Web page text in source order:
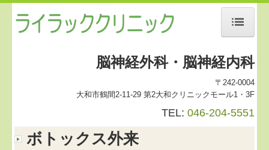
神経伝達速度
脳神経外科・脳神経内科
〒242-0004
大和市鶴間2-11-29 第2大和クリニックモール1・3F
TEL: 046-204-5551
ボトックス外来